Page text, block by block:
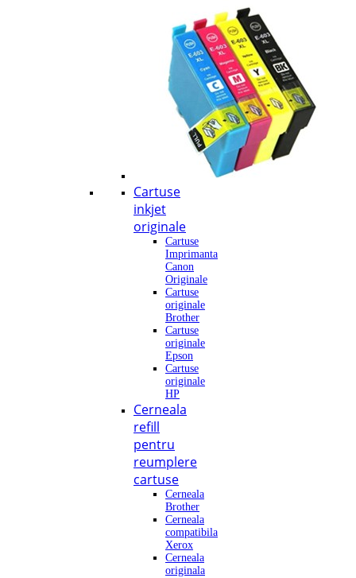
Cartuse
inkjet
originale
Cartuse
Imprimanta
Canon
Originale
Cartuse
originale
Brother
Cartuse
originale
Epson
Cartuse
originale
HP
Cerneala
refill
pentru
reumplere
cartuse
Cerneala
Brother
Cerneala
compatibila
Xerox
Cerneala
originala